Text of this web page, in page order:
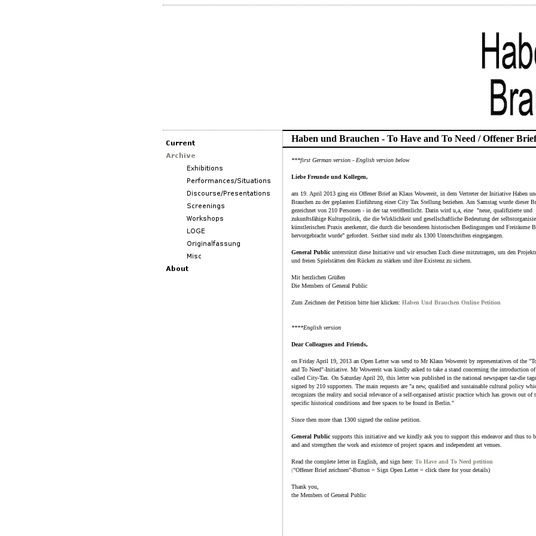
Haben und Brauchen - To Have and To Need / Offener
***first German version - English version below
Liebe Freunde und Kollegen,
am 19. April 2013 ging ein Offener Brief an Klaus Wowereit, in dem Vertreter der Initiative Haben
Brauchen zu der geplanten Einführung einer City Tax Stellung beziehen. Am Samstag wurde dieser
gezeichnet von 210 Personen - in der taz veröffentlicht. Darin wird u,a, eine "neue, qualifizierte und
zukunftsfähige Kulturpolitik, die die Wirklichkeit und gesellschaftliche Bedeutung der
künstlerischen Praxis anerkennt, die durch die besonderen historischen Bedingungen und Freiräume
hervorgebracht wurde" gefordert. Seither sind mehr als 1300 Unterschriften eingegangen.
General Public unterstützt diese Initiative und wir ersuchen Euch diese mitzutragen, um den
und freien Spielstätten den Rücken zu stärken und ihre Existenz zu sichern.
Mit herzlichen Grüßen
Die Members of General Public
Zum Zeichnen der Petition bitte hier klicken: Haben Und Brauchen Online Petition
****English version
Dear Colleagues and Friends,
on Friday April 19, 2013 an Open Letter was send to Mr Klaus Wowereit by representatives of the
and To Need"-Initiative. Mr Wowereit was kindly asked to take a stand concerning the introduction of
called City-Tax. On Saturday April 20, this letter was published in the national newspaper taz-die
signed by 210 supporters. The main requests are "a new, qualified and sustainable cultural policy
recognizes the reality and social relevance of a self-organised artistic practice which has grown out of
specific historical conditions and free spaces to be found in Berlin."
Since then more than 1300 signed the online petition.
General Public supports this initiative and we kindly ask you to support this endeavor and thus to
and and strengthen the work and existence of project spaces and independent art venues.
Read the complete letter in English, and sign here: To Have and To Need petition
("Offener Brief zeichnen"-Button = Sign Open Letter = click there for your details)
Thank you,
the Members of General Public